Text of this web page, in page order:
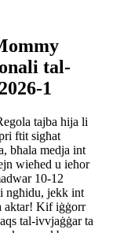
tal-
1
tajba hija li
ftit sigħat
bħala medja int
wieħed u ieħor
10-12
ngħidu, jekk int
aktar! Kif iġġorr
tal-ivvjaġġar ta